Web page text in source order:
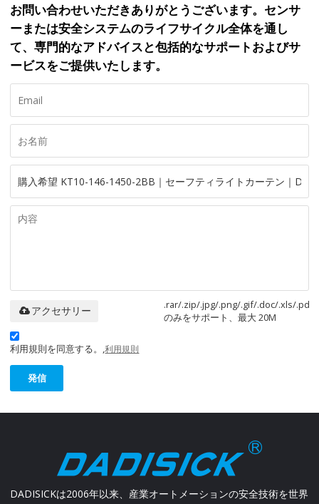
お問い合わせいただきありがとうございます。センサ
ーまたは安全システムのライフサイクル全体を通し
て、専門的なアドバイスと包括的なサポートおよびサ
ービスをご提供いたします。
.rar/.zip/.jpg/.png/.gif/.doc/.xls/.pdf
のみをサポート、最大 20M
アクセサリー
利用規則を同意する。,利用規則
発信
DADISICKは2006年以来、産業オートメーションの安全技術を世界